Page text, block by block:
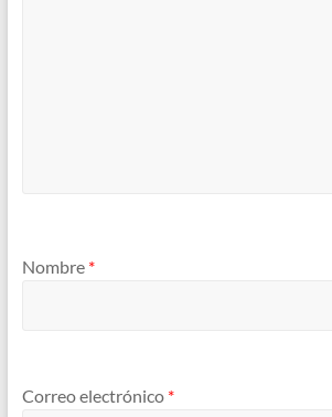
Nombre *
Correo electrónico *